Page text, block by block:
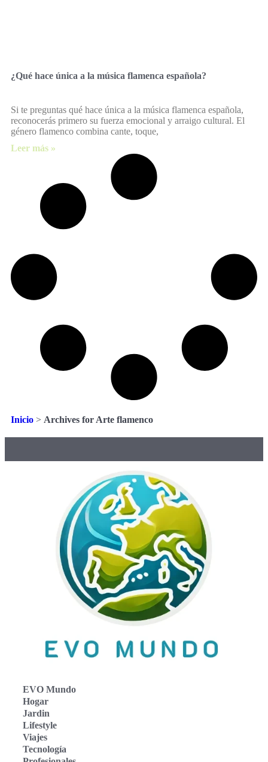
¿Qué hace única a la música flamenca española?
Si te preguntas qué hace única a la música flamenca española,
reconocerás primero su fuerza emocional y arraigo cultural. El
género flamenco combina cante, toque,
Leer más »
Inicio > Archives for Arte flamenco
EVO Mundo
Hogar
Jardin
Lifestyle
Viajes
Tecnología